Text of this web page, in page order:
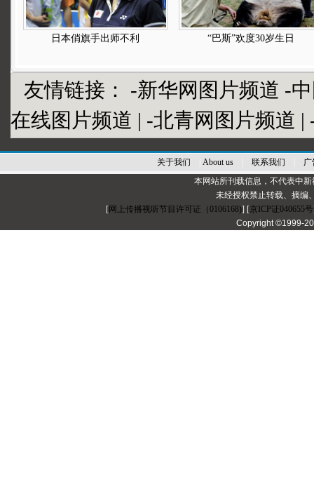
日本俏旗手出师不利 “巴斯”欢度30岁生日
友情链接： -新华网图片频道 -
在线图片频道 | -北青网图片频道 |
关于我们 About us| 联系我们
广
本网站所刊载信息，不代表中
未经授权禁止转载、摘编
[网上传播视听节目许可证（0106168)] [京ICP证040655号
Copyright ©1999-